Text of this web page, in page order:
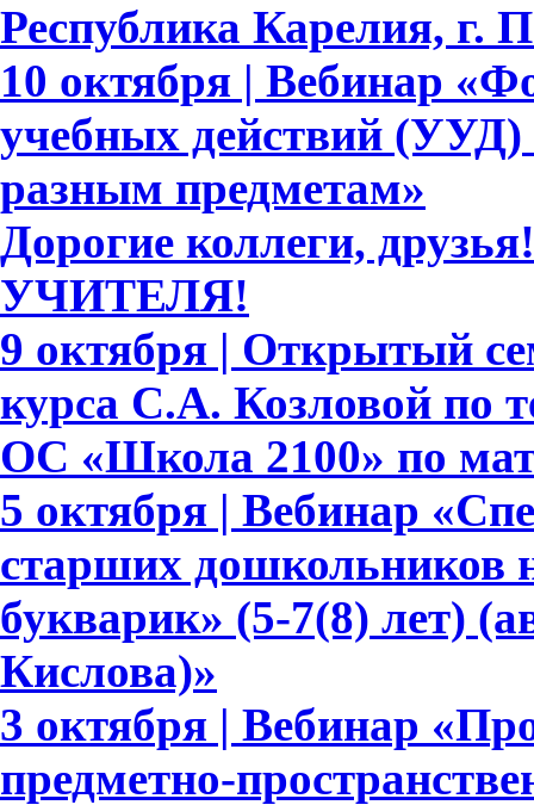
Республика Карелия, г.
10 октября | Вебинар
учебных действий
разным предметам»
Дорогие коллеги,
УЧИТЕЛЯ!
9 октября | Открытый
курса С.А. Козловой по
ОС «Школа 2100» по
5 октября | Вебинар
старших дошкольников
букварик» (5-7(8) лет)
Кислова)»
3 октября | Вебинар
предметно-